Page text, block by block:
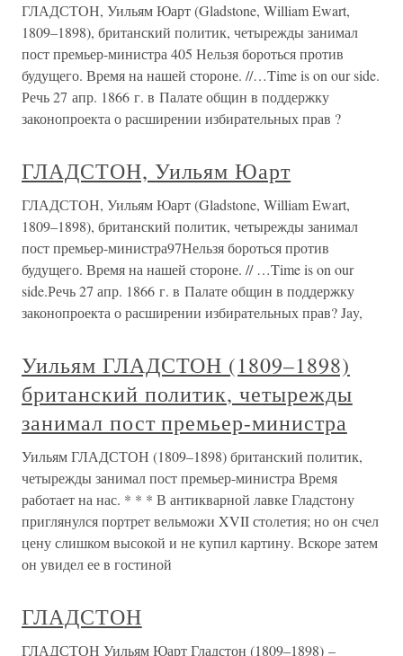
ГЛАДСТОН, Уильям Юарт (Gladstone, William Ewart,
1809–1898), британский политик, четырежды занимал
пост премьер-министра 405 Нельзя бороться против
будущего. Время на нашей стороне. //…Time is on our side.
Речь 27 апр. 1866 г. в Палате общин в поддержку
законопроекта о расширении избирательных прав ?
ГЛАДСТОН, Уильям Юарт
ГЛАДСТОН, Уильям Юарт (Gladstone, William Ewart,
1809–1898), британский политик, четырежды занимал
пост премьер-министра97Нельзя бороться против
будущего. Время на нашей стороне. // …Time is on our
side.Речь 27 апр. 1866 г. в Палате общин в поддержку
законопроекта о расширении избирательных прав? Jay,
Уильям ГЛАДСТОН (1809–1898)
британский политик, четырежды
занимал пост премьер-министра
Уильям ГЛАДСТОН (1809–1898) британский политик,
четырежды занимал пост премьер-министра Время
работает на нас. * * * В антикварной лавке Гладстону
приглянулся портрет вельможи XVII столетия; но он счел
цену слишком высокой и не купил картину. Вскоре затем
он увидел ее в гостиной
ГЛАДСТОН
ГЛАДСТОН Уильям Юарт Гладстон (1809–1898) –